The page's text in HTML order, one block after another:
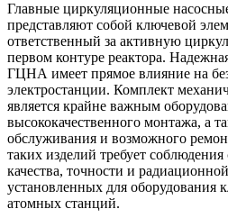
Главные циркуляционные
представляют собой ключевой
ответственный за активную
первом контуре реактора.
ГЦНА имеет прямое влияние на
электростанции. Комплект
является крайне важным
высококачественного монтажа, а
обслуживания и возможного
таких изделий требует
качества, точности и
установленных для оборудования
атомных станций.